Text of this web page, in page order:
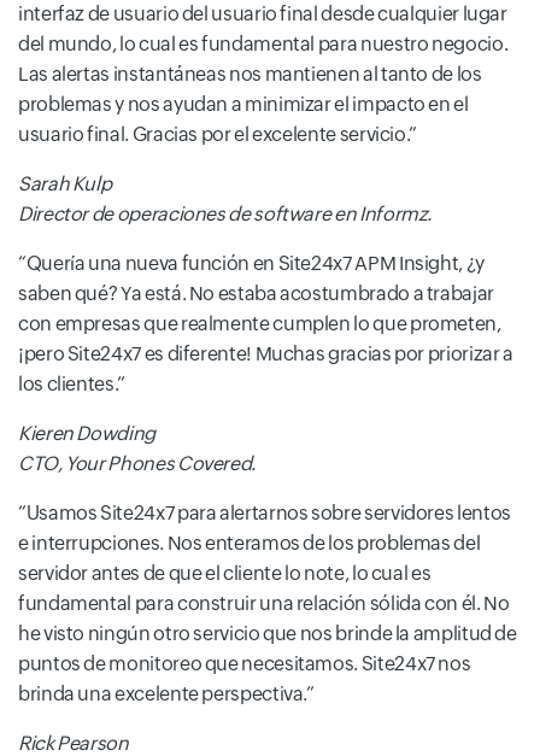
interfaz de usuario del usuario final desde cualquier lugar
del mundo, lo cual es fundamental para nuestro negocio.
Las alertas instantáneas nos mantienen al tanto de los
problemas y nos ayudan a minimizar el impacto en el
usuario final. Gracias por el excelente servicio.
Sarah Kulp
Director de operaciones de software en Informz.
Quería una nueva función en Site24x7 APM Insight, ¿y
saben qué? Ya está. No estaba acostumbrado a trabajar
con empresas que realmente cumplen lo que prometen,
¡pero Site24x7 es diferente! Muchas gracias por priorizar a
los clientes.
Kieren Dowding
CTO, Your Phones Covered.
Usamos Site24x7 para alertarnos sobre servidores lentos
e interrupciones. Nos enteramos de los problemas del
servidor antes de que el cliente lo note, lo cual es
fundamental para construir una relación sólida con él. No
he visto ningún otro servicio que nos brinde la amplitud de
puntos de monitoreo que necesitamos. Site24x7 nos
brinda una excelente perspectiva.
Rick Pearson